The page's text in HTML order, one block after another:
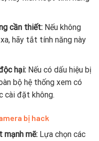
cần thiết:Nếu không
hãy tắt tính năng này
hại:Nếu có dấu hiệu bị
bộ hệ thống xem có
cài đặt không.
bị hack
mạnh mẽ:Lựa chọn các